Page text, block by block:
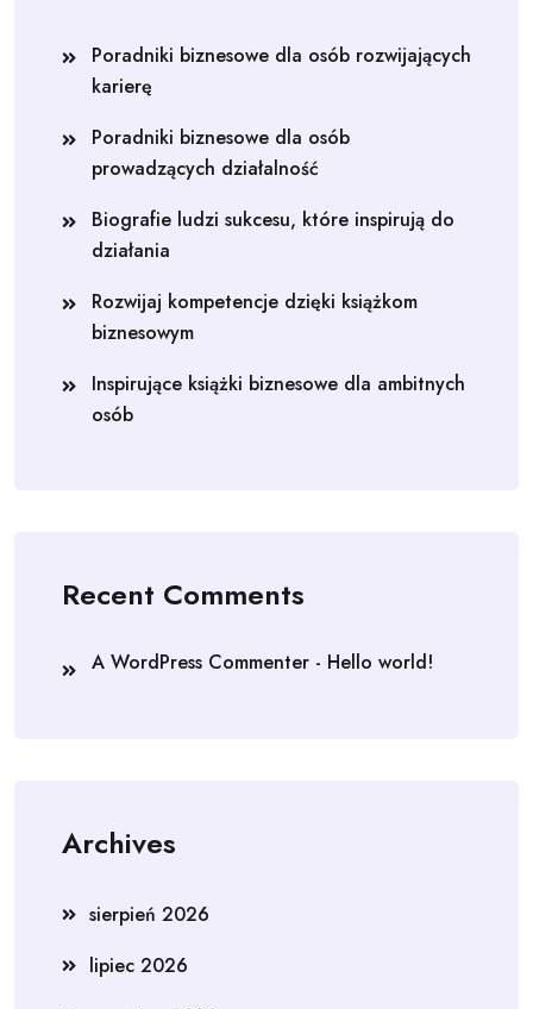
Poradniki biznesowe dla osób rozwijających
karierę
Poradniki biznesowe dla osób
prowadzących działalność
Biografie ludzi sukcesu, które inspirują do
działania
Rozwijaj kompetencje dzięki książkom
biznesowym
Inspirujące książki biznesowe dla ambitnych
osób
Recent Comments
A WordPress Commenter - Hello world!
Archives
sierpień 2026
lipiec 2026